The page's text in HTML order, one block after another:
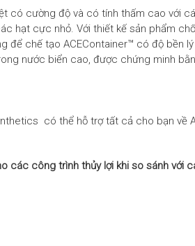
có cường độ và có tính thấm cao với
hạt cực nhỏ. Với thiết kế sản phẩm
để chế tạo ACEContainer™ có độ bền
nước biển cao, được chứng minh
có thể hỗ trợ tất cả cho bạn về
các công trình thủy lợi khi so sánh với